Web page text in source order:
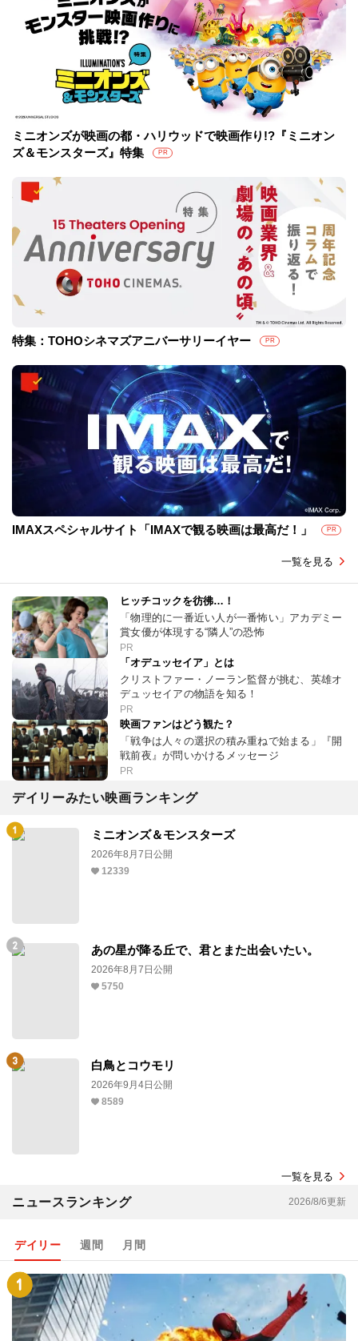
ミニオンズが映画の都・ハリウッドで映画作り!?『ミニオン
ズ＆モンスターズ』特集
PR
特集：TOHOシネマズアニバーサリーイヤー PR
IMAXスペシャルサイト「IMAXで観る映画は最高だ！」 PR
一覧を見る
ヒッチコックを彷彿…！
「物理的に一番近い人が一番怖い」アカデミー
賞女優が体現する“隣人”の恐怖
PR
「オデュッセイア」とは
クリストファー・ノーラン監督が挑む、英雄オ
デュッセイアの物語を知る！
PR
映画ファンはどう観た？
「戦争は人々の選択の積み重ねで始まる」『開
戦前夜』が問いかけるメッセージ
PR
デイリーみたい映画ランキング
ミニオンズ＆モンスターズ
2026年8月7日公開
12339
あの星が降る丘で、君とまた出会いたい。
2026年8月7日公開
5750
白鳥とコウモリ
2026年9月4日公開
8589
一覧を見る
ニュースランキング 2026/8/6更新
デイリー 週間 月間